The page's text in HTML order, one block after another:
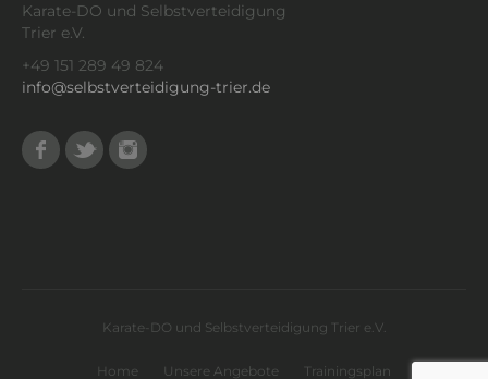
Karate-DO und Selbstverteidigung
Trier e.V.
+49 151 289 49 824
info@selbstverteidigung-trier.de
Facebook
Twitter
Karate-DO und Selbstverteidigung Trier e.V.
Home Unsere Angebote Trainingsplan